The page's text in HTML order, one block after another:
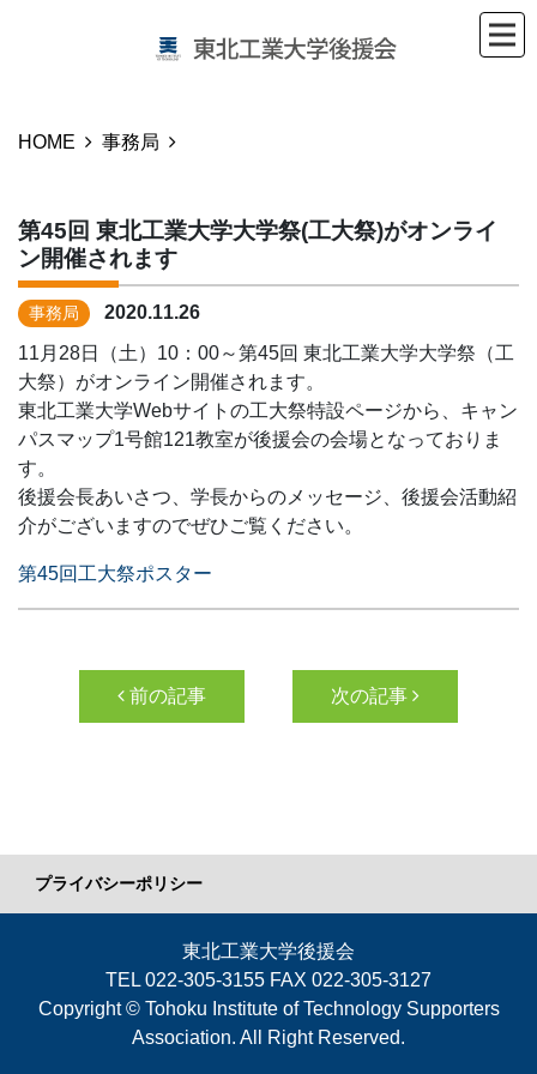
HOME 事務局
第45回 東北工業大学大学祭(工大祭)がオンライ
ン開催されます
事務局
2020.11.26
11月28日（土）10：00～第45回 東北工業大学大学祭（工
大祭）がオンライン開催されます。
東北工業大学Webサイトの工大祭特設ページから、キャン
パスマップ1号館121教室が後援会の会場となっておりま
す。
後援会長あいさつ、学長からのメッセージ、後援会活動紹
介がございますのでぜひご覧ください。
第45回工大祭ポスター
投稿ナビゲーション
前の記事 次の記事
プライバシーポリシー
東北工業大学後援会
TEL 022-305-3155 FAX 022-305-3127
Copyright © Tohoku Institute of Technology Supporters
Association. All Right Reserved.